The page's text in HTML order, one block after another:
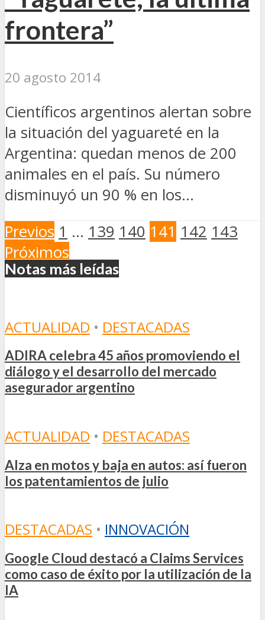
frontera”
20 agosto 2014
Científicos argentinos alertan sobre
la situación del yaguareté en la
Argentina: quedan menos de 200
animales en el país. Su número
disminuyó un 90 % en los...
Previos 1 … 139 140 141 142 143
Próximos
Notas más leídas
ACTUALIDAD • DESTACADAS
ADIRA celebra 45 años promoviendo el
diálogo y el desarrollo del mercado
asegurador argentino
ACTUALIDAD • DESTACADAS
Alza en motos y baja en autos: así fueron
los patentamientos de julio
DESTACADAS • INNOVACIÓN
Google Cloud destacó a Claims Services
como caso de éxito por la utilización de la
IA